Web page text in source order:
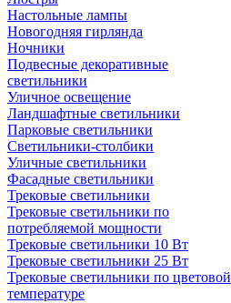
Настольные лампы
Новогодняя гирлянда
Ночники
Подвесные декоративные
светильники
Уличное освещение
Ландшафтные светильники
Парковые светильники
Светильники-столбики
Уличные светильники
Фасадные светильники
Трековые светильники
Трековые светильники по
потребляемой мощности
Трековые светильники 10 Вт
Трековые светильники 25 Вт
Трековые светильники по цветовой
температуре